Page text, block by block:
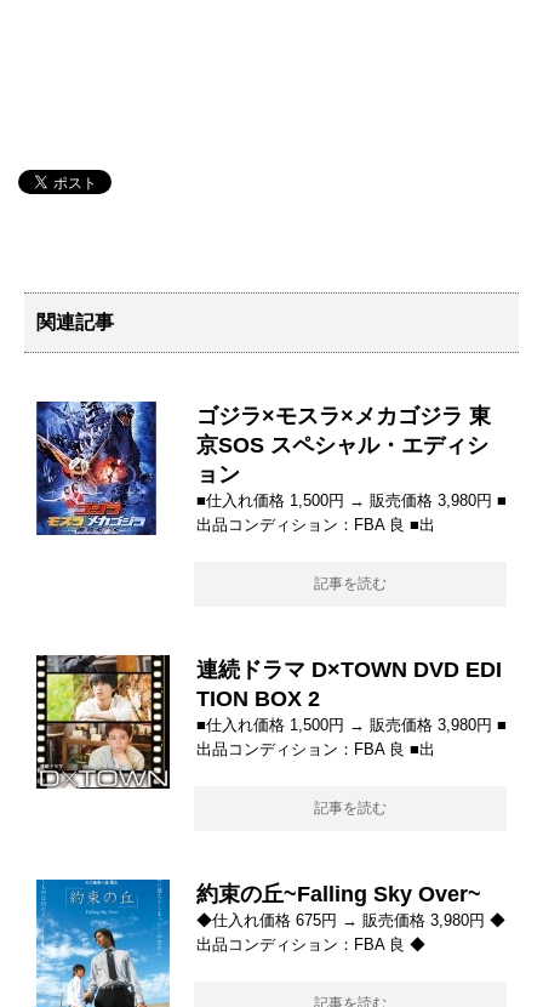
関連記事
ゴジラ×モスラ×メカゴジラ 東
京SOS スペシャル・エディシ
ョン
■仕入れ価格 1,500円 → 販売価格 3,980円 ■
出品コンディション：FBA 良 ■出
記事を読む
連続ドラマ D×TOWN DVD EDI
TION BOX 2
■仕入れ価格 1,500円 → 販売価格 3,980円 ■
出品コンディション：FBA 良 ■出
記事を読む
約束の丘~Falling Sky Over~
◆仕入れ価格 675円 → 販売価格 3,980円 ◆
出品コンディション：FBA 良 ◆
記事を読む